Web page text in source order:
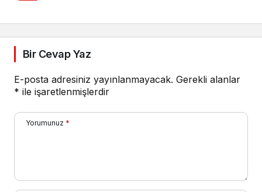
Bir Cevap Yaz
E-posta adresiniz yayınlanmayacak. Gerekli alanlar
* ile işaretlenmişlerdir
Yorumunuz *